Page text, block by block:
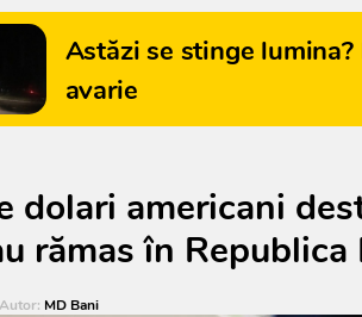
Astăzi se stinge
avarie
dolari americani
rămas în Republica
MD Bani